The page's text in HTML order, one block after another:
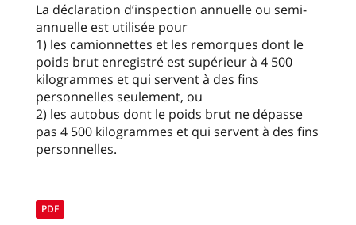
La déclaration d’inspection annuelle ou semi-
annuelle est utilisée pour
1) les camionnettes et les remorques dont le
poids brut enregistré est supérieur à 4 500
kilogrammes et qui servent à des fins
personnelles seulement, ou
2) les autobus dont le poids brut ne dépasse
pas 4 500 kilogrammes et qui servent à des fins
personnelles.
PDF